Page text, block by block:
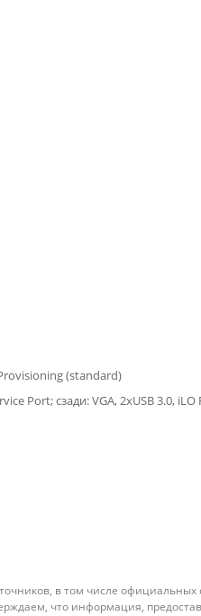
(standard)
Port; сзади: VGA, 2хUSB 3.0,
в том числе
что информация,